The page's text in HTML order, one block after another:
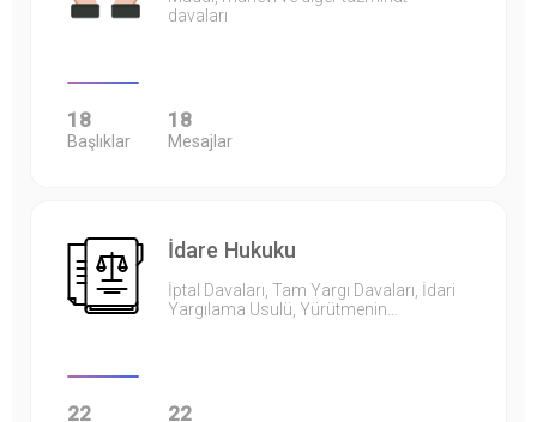
davaları
18
Başlıklar
18
Mesajlar
İdare Hukuku
İptal Davaları, Tam Yargı Davaları, İdari
Yargılama Usulü, Yürütmenin…
22 22